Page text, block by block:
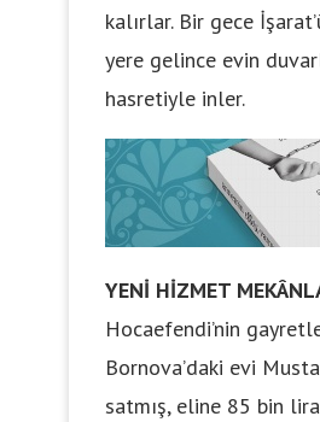
kalırlar. Bir gece
yere gelince evin
hasretiyle inler.
YENİ HİZMET
Hocaefendi’nin
Bornova’daki evi
satmış, eline 85 bin